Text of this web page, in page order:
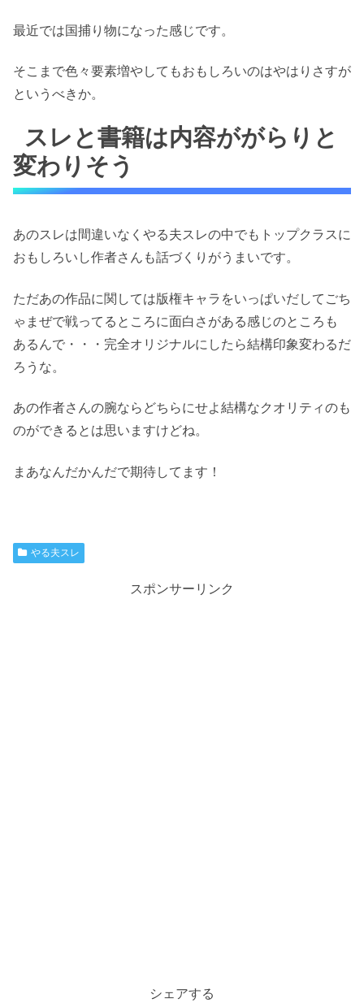
最近では国捕り物になった感じです。
そこまで色々要素増やしてもおもしろいのはやはりさすが
というべきか。
スレと書籍は内容ががらりと
変わりそう
あのスレは間違いなくやる夫スレの中でもトップクラスに
おもしろいし作者さんも話づくりがうまいです。
ただあの作品に関しては版権キャラをいっぱいだしてごち
ゃまぜで戦ってるところに面白さがある感じのところも
あるんで・・・完全オリジナルにしたら結構印象変わるだ
ろうな。
あの作者さんの腕ならどちらにせよ結構なクオリティのも
のができるとは思いますけどね。
まあなんだかんだで期待してます！
やる夫スレ
スポンサーリンク
シェアする